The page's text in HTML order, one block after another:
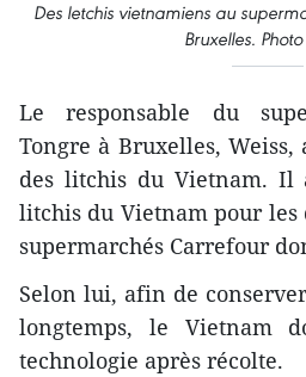
Des letchis vietnamiens au
Bruxelles.
Le responsable du
Tongre à Bruxelles,
des litchis du Vietnam. Il
litchis du Vietnam pour
supermarchés Carrefour
Selon lui, afin de
longtemps, le Vietnam
technologie après récolte.